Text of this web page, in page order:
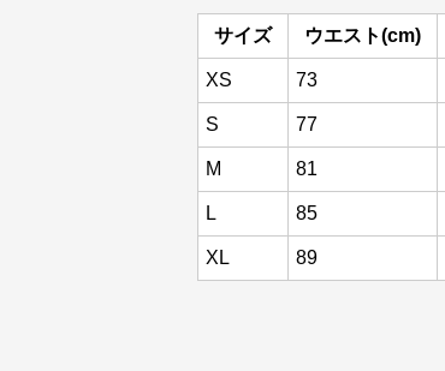
サイズ ウエスト(cm)
XS 73
S 77
M 81
L 85
XL 89